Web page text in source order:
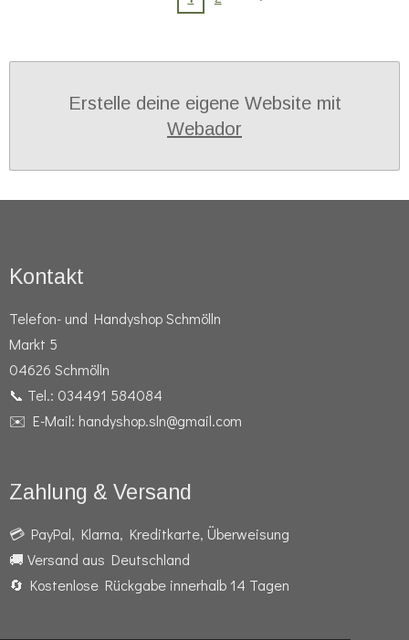
Erstelle deine eigene Website mit
Webador
Kontakt
Telefon- und Handyshop Schmölln
Markt 5
04626 Schmölln
📞 Tel.: 034491 584084
✉️ E-Mail: handyshop.sln@gmail.com
Zahlung & Versand
💳 PayPal, Klarna, Kreditkarte, Überweisung
🚚 Versand aus Deutschland
🔄 Kostenlose Rückgabe innerhalb 14 Tagen